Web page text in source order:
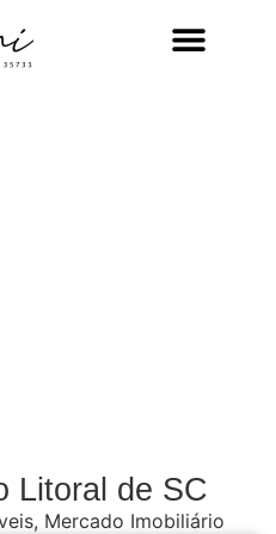
Litoral de SC
, Mercado Imobiliário